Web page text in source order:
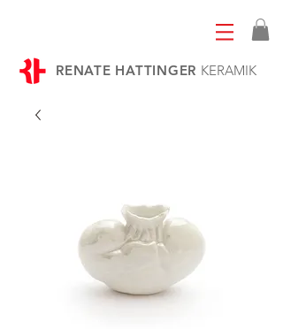
RENATE HATTINGER KERAMIK